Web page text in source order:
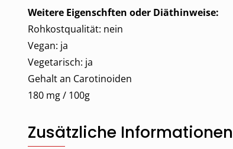
Weitere Eigenschften oder Diäthinweise:
Rohkostqualität: nein
Vegan: ja
Vegetarisch: ja
Gehalt an Carotinoiden
180 mg / 100g
Zusätzliche Informationen